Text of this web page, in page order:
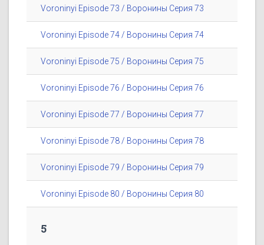
Voroninyi Episode 73 / Воронины Серия 73
Voroninyi Episode 74 / Воронины Серия 74
Voroninyi Episode 75 / Воронины Серия 75
Voroninyi Episode 76 / Воронины Серия 76
Voroninyi Episode 77 / Воронины Серия 77
Voroninyi Episode 78 / Воронины Серия 78
Voroninyi Episode 79 / Воронины Серия 79
Voroninyi Episode 80 / Воронины Серия 80
5